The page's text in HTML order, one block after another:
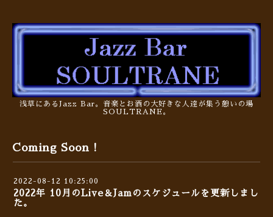
浅草にあるJazz Bar。音楽とお酒の大好きな人達が集う憩いの場
SOULTRANE。
Coming Soon !
2022-08-12 10:25:00
2022年 10月のLive＆Jamのスケジュールを更新しまし
た。